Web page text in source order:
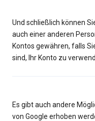
Und schließlich können
auch einer anderen
Kontos gewähren, falls
sind, Ihr Konto zu
Es gibt auch andere
von Google erhoben